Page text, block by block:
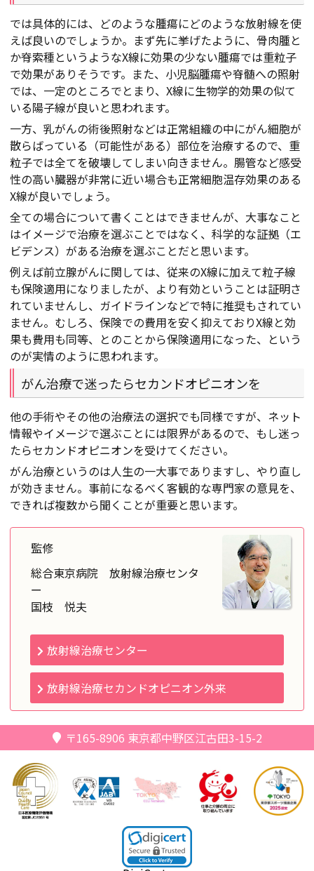
では具体的には、どのような腫瘍にどのような放射線を使
えば良いのでしょうか。まず先に挙げたように、骨肉腫と
か脊索種というようなX線に効果の少ない腫瘍では重粒子
で効果がありそうです。また、小児脳腫瘍や脊髄への照射
では、一定のところでとまり、X線に生物学的効果の似て
いる陽子線が良いと思われます。
一方、乳がんの術後照射などは正常組織の中にがん細胞が
散らばっている（可能性がある）部位を治療するので、重
粒子では全てを破壊してしまい向きません。腸管など感受
性の高い臓器が非常に近い場合も正常細胞温存効果のある
X線が良いでしょう。
全ての場合について書くことはできませんが、大事なこと
はイメージで治療を選ぶことではなく、科学的な証拠（エ
ビデンス）がある治療を選ぶことだと思います。
例えば前立腺がんに関しては、従来のX線に加えて粒子線
も保険適用になりましたが、より有効ということは証明さ
れていませんし、ガイドラインなどで特に推奨もされてい
ません。むしろ、保険での費用を安く抑えておりX線と効
果も費用も同等、とのことから保険適用になった、という
のが実情のように思われます。
がん治療で迷ったらセカンドオピニオンを
他の手術やその他の治療法の選択でも同様ですが、ネット
情報やイメージで選ぶことには限界があるので、もし迷っ
たらセカンドオピニオンを受けてください。
がん治療というのは人生の一大事でありますし、やり直し
が効きません。事前になるべく客観的な専門家の意見を、
できれば複数から聞くことが重要と思います。
監修
総合東京病院 放射線治療センタ
ー
国枝 悦夫
放射線治療センター
放射線治療セカンドオピニオン外来
〒165-8906 東京都中野区江古田3-15-2